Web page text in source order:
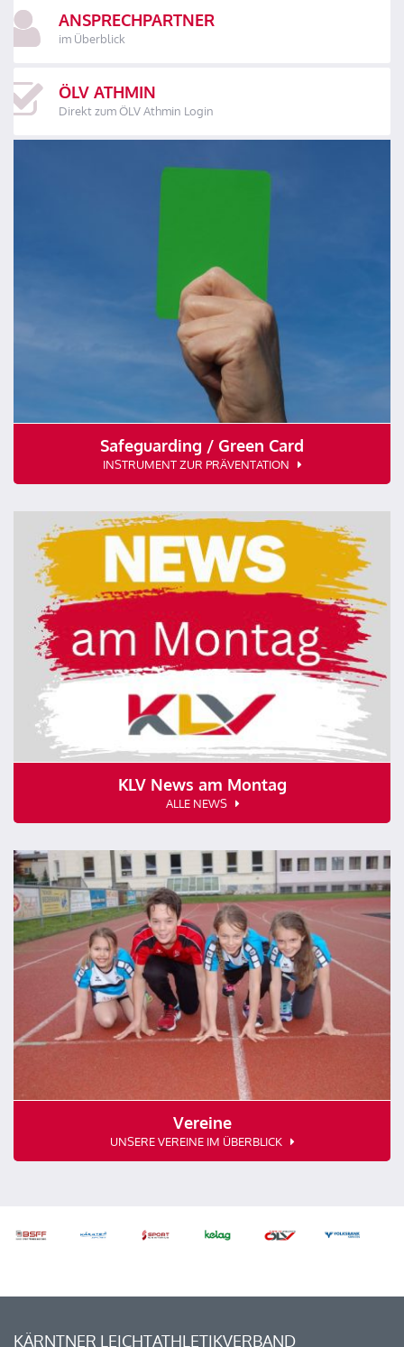
ANSPRECHPARTNER
im Überblick
ÖLV ATHMIN
Direkt zum ÖLV Athmin Login
Safeguarding / Green Card
INSTRUMENT ZUR PRÄVENTATION
KLV News am Montag
ALLE NEWS
Vereine
UNSERE VEREINE IM ÜBERBLICK
KÄRNTNER LEICHTATHLETIKVERBAND